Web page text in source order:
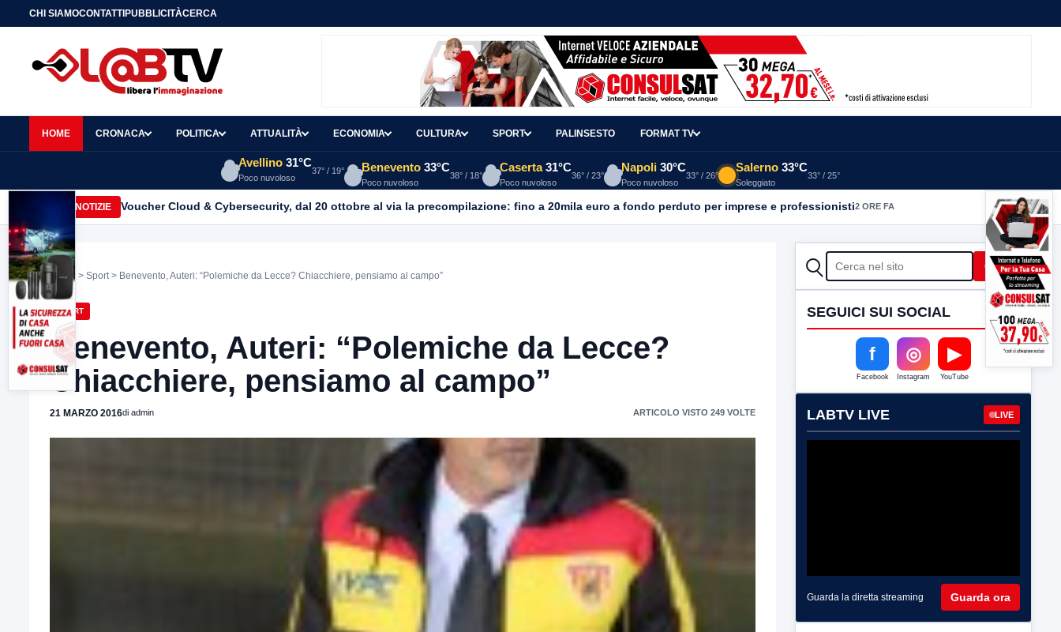
CHI SIAMOCONTATTIPUBBLICITÀCERCA
HOME CRONACA POLITICA ATTUALITÀ ECONOMIA CULTURA SPORT PALINSESTO FORMAT TV
Avellino 31°C
Poco nuvoloso
37° / 19° Benevento 33°C
Poco nuvoloso
38° / 18°
Caserta 31°C
Poco nuvoloso
36° / 23°
Napoli 30°C
Poco nuvoloso
33° / 26°
Salerno 33°C
Soleggiato
33° / 25°
ULTIME NOTIZIE Torrioni, il Quartetto d’Archi “I Virtuosi Sanniti” in concerto nella Chiesa di San Michele Arcangelo3 ORE FA
Home > Sport> Benevento, Auteri: “Polemiche da Lecce? Chiacchiere, pensiamo al campo”
SPORT
Benevento, Auteri: “Polemiche da Lecce?
Chiacchiere, pensiamo al campo”
21 MARZO 2016di admin ARTICOLO VISTO 249 VOLTE
CERCA Cerca
SEGUICI SUI SOCIAL
f
Facebook
◎
Instagram
▶
YouTube
LABTV LIVE LIVE
Guarda la diretta streaming Guarda ora